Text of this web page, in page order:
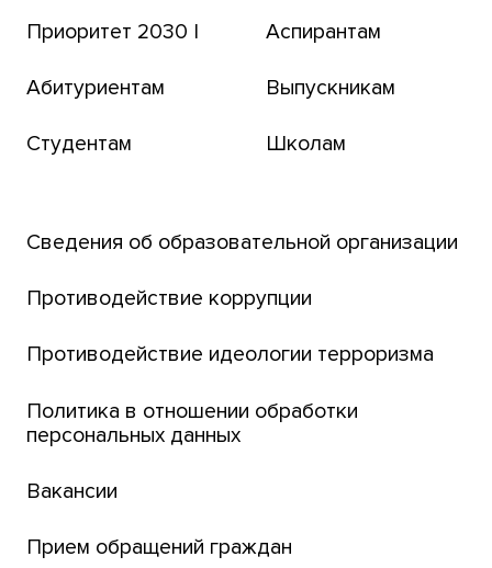
Томский региональный центр коллективного
Транссибирский научный путь
Парк социогуманитарных технологий ТГУ
Английский для всех
ТГУ
Интернет-лицей
Открытые онлайн-курсы (MOOCs)
Платежи онлайн
Банк инициатив по развитию университета
Приоритет 2030 |
Абитуриентам
Студентам
Аспирантам
Выпускникам
Школам
Сведения об образовательной организации
Противодействие коррупции
Противодействие идеологии терроризма
Политика в отношении обработки
персональных данных
Вакансии
Прием обращений граждан